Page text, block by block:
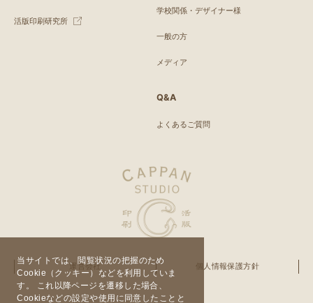
当サイトでは、閲覧状況の把握のため
Cookie（クッキー）などを利用していま
す。 これ以降ページを遷移した場合、
Cookieなどの設定や使用に同意したことと
活版印刷研究所
学校関係・デザイナー様
一般の方
メディア
Q&A
よくあるご質問
運営会社 個人情報保護方針